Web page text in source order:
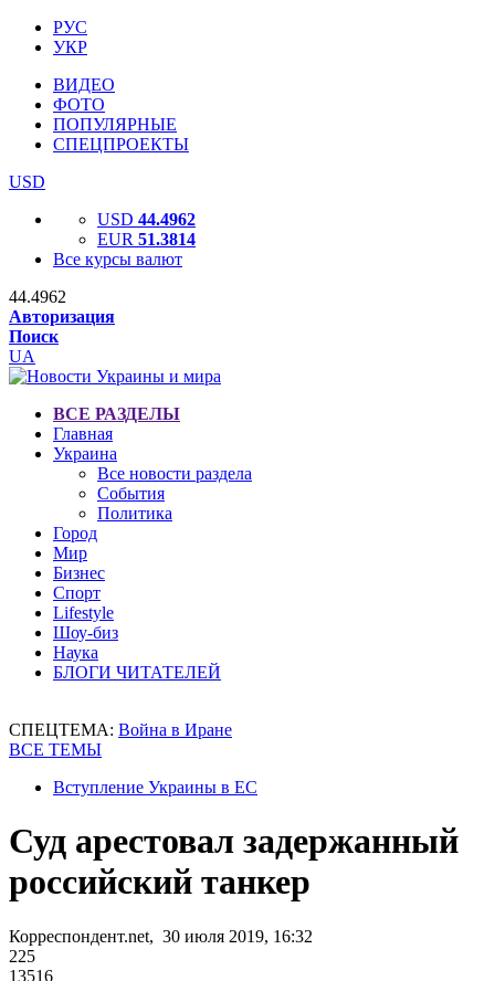
РУС
УКР
ВИДЕО
ФОТО
ПОПУЛЯРНЫЕ
СПЕЦПРОЕКТЫ
USD
USD 44.4962
EUR 51.3814
Все курсы валют
44.4962
Авторизация
Поиск
UA
ВСЕ РАЗДЕЛЫ
Главная
Украина
Все новости раздела
События
Политика
Город
Мир
Бизнес
Спорт
Lifestyle
Шоу-биз
Наука
БЛОГИ ЧИТАТЕЛЕЙ
СПЕЦТЕМА: Война в Иране
ВСЕ ТЕМЫ
Вступление Украины в ЕС
Суд арестовал задержанный
российский танкер
Корреспондент.net, 30 июля 2019, 16:32
225
13516